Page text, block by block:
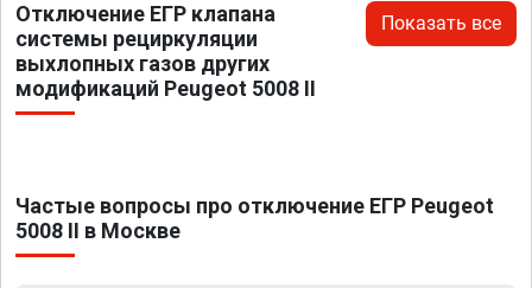
Отключение ЕГР клапана
системы рециркуляции
выхлопных газов других
модификаций Peugeot 5008 II
Показать все
Частые вопросы про отключение ЕГР Peugeot
5008 II в Москве